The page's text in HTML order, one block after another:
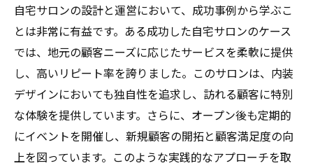
自宅サロンの設計と運営において、成功事例から学ぶこ
とは非常に有益です。ある成功した自宅サロンのケース
では、地元の顧客ニーズに応じたサービスを柔軟に提供
し、高いリピート率を誇りました。このサロンは、内装
デザインにおいても独自性を追求し、訪れる顧客に特別
な体験を提供しています。さらに、オープン後も定期的
にイベントを開催し、新規顧客の開拓と顧客満足度の向
上を図っています。このような実践的なアプローチを取